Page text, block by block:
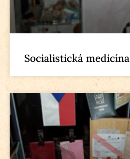
Socialistická medicína